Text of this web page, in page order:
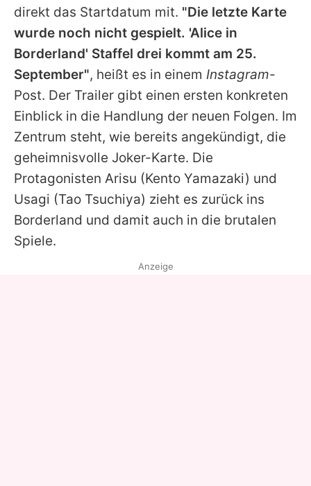
direkt das Startdatum mit. "Die letzte Karte
wurde noch nicht gespielt. 'Alice in
Borderland' Staffel drei kommt am 25.
September", heißt es in einem Instagram-
Post. Der Trailer gibt einen ersten konkreten
Einblick in die Handlung der neuen Folgen. Im
Zentrum steht, wie bereits angekündigt, die
geheimnisvolle Joker-Karte. Die
Protagonisten Arisu (Kento Yamazaki) und
Usagi (Tao Tsuchiya) zieht es zurück ins
Borderland und damit auch in die brutalen
Spiele.
Anzeige